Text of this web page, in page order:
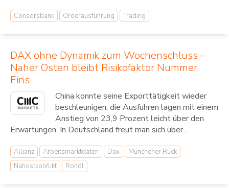
Consorsbank Orderausführung Trading
DAX ohne Dynamik zum Wochenschluss –
Naher Osten bleibt Risikofaktor Nummer
Eins
China konnte seine Exporttätigkeit wieder
beschleunigen, die Ausfuhren lagen mit einem
Anstieg von 23,9 Prozent leicht über den
Erwartungen. In Deutschland freut man sich über...
Allianz Arbeitsmarktdaten Dax
Münchener Rück
Nahostkonflikt
Rohöl